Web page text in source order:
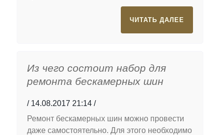
ЧИТАТЬ ДАЛЕЕ
Из чего состоит набор для
ремонта бескамерных шин
14.08.2017 21:14
Ремонт бескамерных шин можно провести
даже самостоятельно. Для этого необходимо